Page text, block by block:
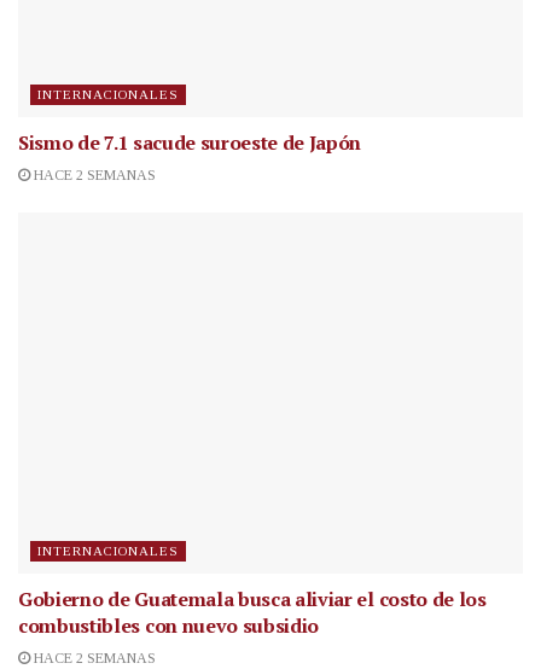
INTERNACIONALES
Sismo de 7.1 sacude suroeste de Japón
HACE 2 SEMANAS
INTERNACIONALES
Gobierno de Guatemala busca aliviar el costo de los
combustibles con nuevo subsidio
HACE 2 SEMANAS